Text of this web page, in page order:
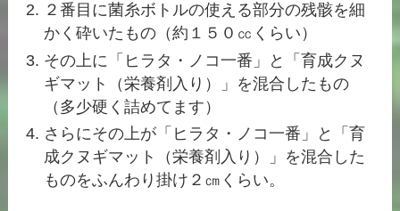
２番目に菌糸ボトルの使える部分の残骸を細
かく砕いたもの（約１５０㏄くらい）
その上に「ヒラタ・ノコ一番」と「育成クヌ
ギマット（栄養剤入り）」を混合したもの
（多少硬く詰めてます）
さらにその上が「ヒラタ・ノコ一番」と「育
成クヌギマット（栄養剤入り）」を混合した
ものをふんわり掛け２㎝くらい。